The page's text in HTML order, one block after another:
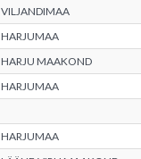
VILJANDIMAA
HARJUMAA
HARJU MAAKOND
HARJUMAA
HARJUMAA